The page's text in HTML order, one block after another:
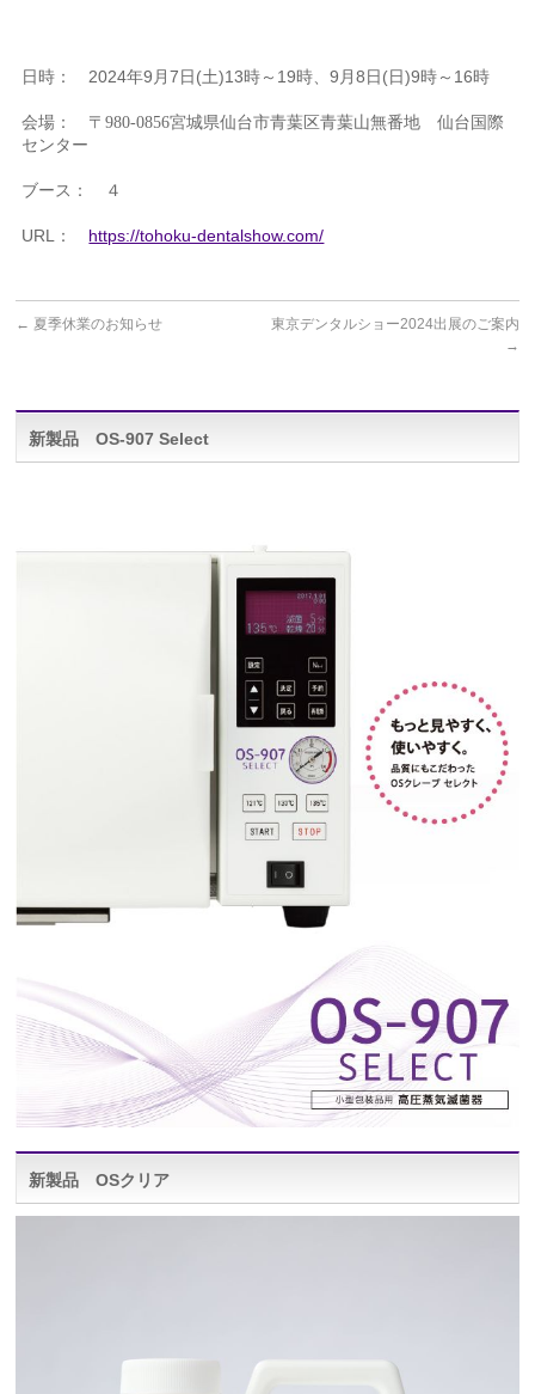
日時： 2024年9月7日(土)13時～19時、9月8日(日)9時～16時
会場： 〒980-0856宮城県仙台市青葉区青葉山無番地仙台国際
センター
ブース： ４
URL： https://tohoku-dentalshow.com/
← 夏季休業のお知らせ
東京デンタルショー2024出展のご案内
→
新製品 OS-907 Select
新製品 OSクリア